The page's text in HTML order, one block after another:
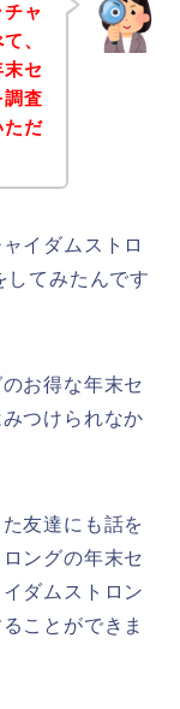
ャ
、
セ
調査
ただ
イダムストロ
してみたんです
お得な年末セ
つけられなか
友達にも話を
ングの年末セ
ダムストロン
ことができま